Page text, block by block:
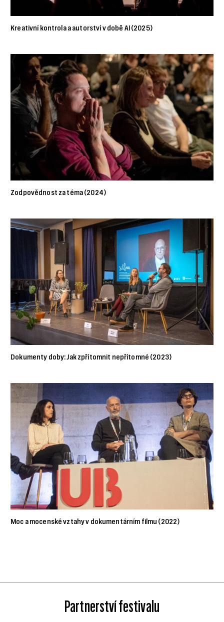
Kreativní kontrola a autorství v době AI (2025)
Zodpovědnost za téma (2024)
Dokumenty doby: Jak zpřítomnit nepřítomné (2023)
Moc a mocenské vztahy v dokumentárním filmu (2022)
Partnerství festivalu